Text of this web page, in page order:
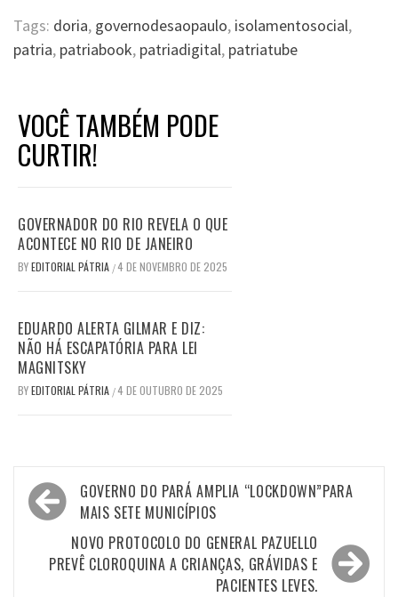
Tags: doria, governodesaopaulo, isolamentosocial,
patria, patriabook, patriadigital, patriatube
VOCÊ TAMBÉM PODE
CURTIR!
GOVERNADOR DO RIO REVELA O QUE
ACONTECE NO RIO DE JANEIRO
BYEDITORIAL PÁTRIA /4 DE NOVEMBRO DE 2025
EDUARDO ALERTA GILMAR E DIZ:
NÃO HÁ ESCAPATÓRIA PARA LEI
MAGNITSKY
BYEDITORIAL PÁTRIA /4 DE OUTUBRO DE 2025
Navegação
de
Post
GOVERNO DO PARÁ AMPLIA “LOCKDOWN”PARA
MAIS SETE MUNICÍPIOS
NOVO PROTOCOLO DO GENERAL PAZUELLO
PREVÊ CLOROQUINA A CRIANÇAS, GRÁVIDAS E
PACIENTES LEVES.